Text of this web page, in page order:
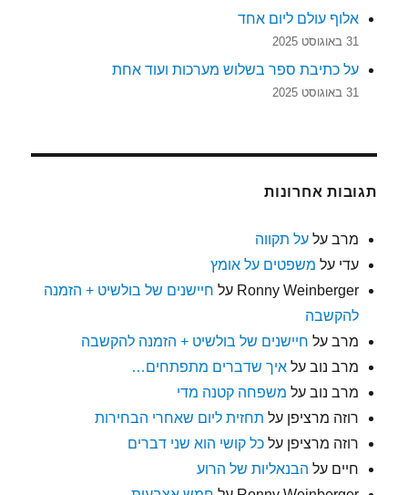
אלוף עולם ליום אחד
31 באוגוסט 2025
על כתיבת ספר בשלוש מערכות ועוד אחת
31 באוגוסט 2025
תגובות אחרונות
מרב עלעל תקווה
עדי על משפטים על אומץ
Ronny Weinberger על חיישנים של בולשיט + הזמנה
להקשבה
מרב על חיישנים של בולשיט + הזמנה להקשבה
מרב נוב עלאיך שדברים מתפתחים…
מרב נוב על משפחה קטנה מדי
רוזה מרציפן על תחזית ליום שאחרי הבחירות
רוזה מרציפן עלכל קושי הוא שני דברים
חיים על הבנאליות של הרוע